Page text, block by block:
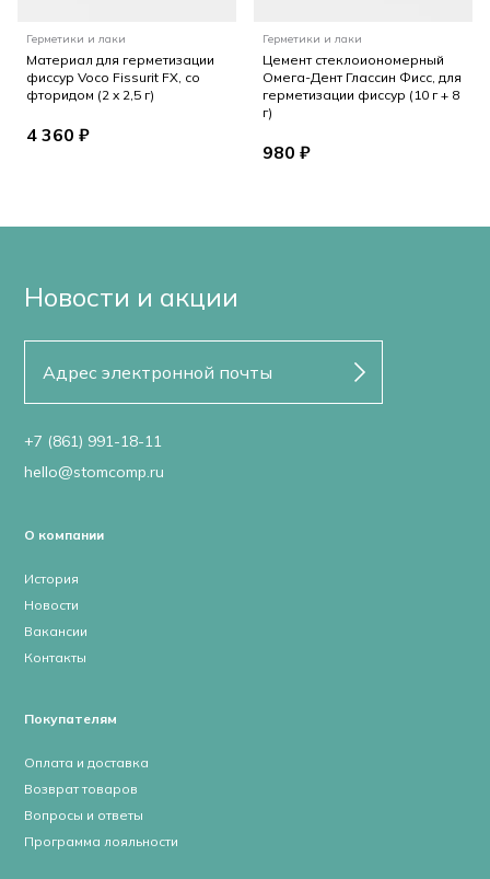
Герметики и лаки
Материал для герметизации
фиссур Voco Fissurit FX, со
фторидом (2 x 2,5 г)
4 360 ₽
Герметики и лаки
Цемент стеклоиономерный
Омега-Дент Глассин Фисс, для
герметизации фиссур (10 г + 8
г)
980 ₽
Новости и акции
+7 (861) 991-18-11
hello@stomcomp.ru
О компании
История
Новости
Вакансии
Контакты
Покупателям
Оплата и доставка
Возврат товаров
Вопросы и ответы
Программа лояльности